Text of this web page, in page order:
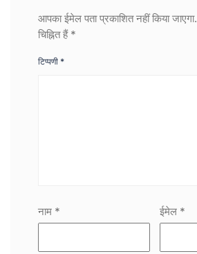
आपका ईमेल पता प्रकाशित नहीं किया जाएगा.
चिह्नित हैं *
टिप्पणी *
नाम * ईमेल *